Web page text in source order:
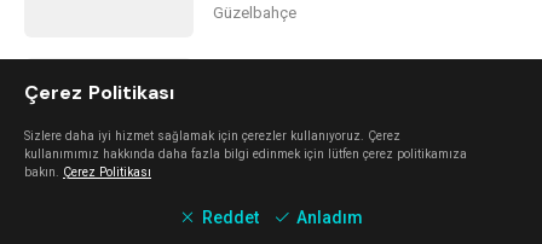
Güzelbahçe
Balçova
Kime Ne Alaçatı
Çerez Politikası
Sizlere daha iyi hizmet sağlamak için çerezler kullanıyoruz. Çerez
kullanımımız hakkında daha fazla bilgi edinmek için lütfen çerez politikamıza
bakın. Çerez Politikası
Reddet Anladım